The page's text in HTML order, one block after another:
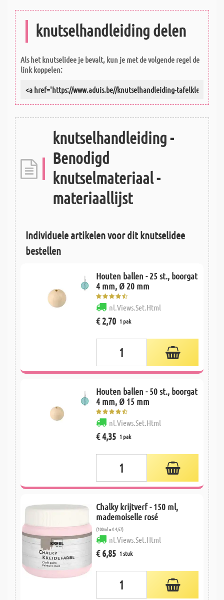
knutselhandleiding delen
Als het knutselidee je bevalt, kun je met de volgende regel de
link koppelen:
knutselhandleiding -
Benodigd
knutselmateriaal -
materiaallijst
Individuele artikelen voor dit knutselidee
bestellen
Houten ballen - 25 st., boorgat
4 mm, Ø 20 mm
nl.Views.Set.Html
€ 2,70 1 pak
Houten ballen - 50 st., boorgat
4 mm, Ø 15 mm
nl.Views.Set.Html
€ 4,35 1 pak
Chalky krijtverf - 150 ml,
mademoiselle rosé
(100ml = € 4,57)
nl.Views.Set.Html
€ 6,85 1 stuk